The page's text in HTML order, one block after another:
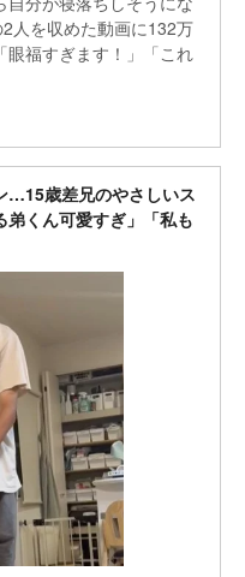
人を収めた動画に132万
福すぎます！」「これ
…15歳差兄のやさしいス
弟くん可愛すぎ」「私も